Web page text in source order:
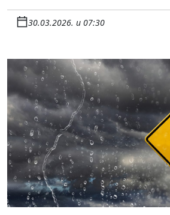
30.03.2026. u 07:30